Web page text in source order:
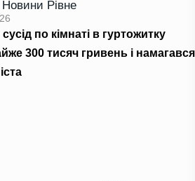
Новини Рівне
по кімнаті в гуртожитку
300 тисяч гривень і намагався